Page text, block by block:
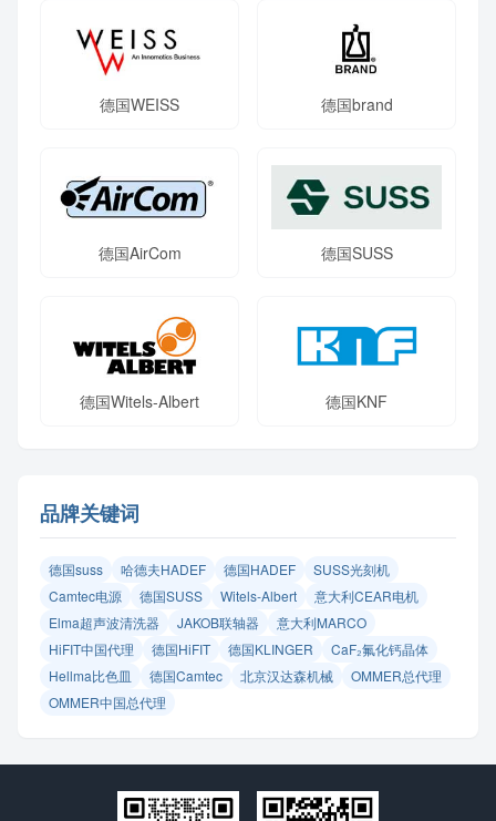
德国WEISS 德国brand
德国AirCom 德国SUSS
德国Witels-Albert 德国KNF
品牌关键词
​德国suss 哈德夫HADEF 德国HADEF
SUSS光刻机
Camtec电源
德国SUSS Witels‑Albert
意大利CEAR电机
Elma超声波清洗器
JAKOB联轴器
意大利MARCO
HiFIT中国代理
德国HiFIT 德国KLINGER
CaF₂氟化钙晶体
Hellma比色皿
德国Camtec 北京汉达森机械
OMMER总代理
OMMER中国总代理